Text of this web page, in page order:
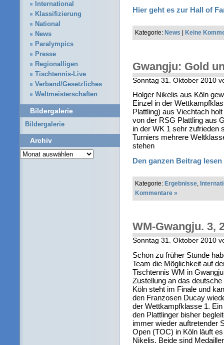
Hier geht es zur Hall of
Kategorie: News Keine
Gwangju: Gold
Sonntag 31. Oktober 2010
Holger Nikelis aus Köln
Einzel in der
Plattling) aus Viechtach
von der RSG Plattling aus
in der WK 1 sehr zufrieden
Turniers mehrere
stehen
Den ganzen Beitrag lesen
Kategorie: Ergebnisse,
Kommentare »
WM-Gwangju.
Sonntag 31. Oktober 2010
Schon zu früher Stunde
Team die Möglichkeit auf
Tischtennis WM in
Zustellung an das
Köln steht im Finale und
den Franzosen Ducay
der Wettkampfklasse 1.
den Plattlinger bisher
immer wieder auftretender
Open (TOC) in Köln läuft
Nikelis. Beide sind
International
Klassifizierung
National
News
Paralympics
Presse
Regionalligen
Tischtennis-Live
Verband/Gesetzliches
Weltmeisterschaften
Bildergalerie
Bildergalerie
Archiv
Archiv